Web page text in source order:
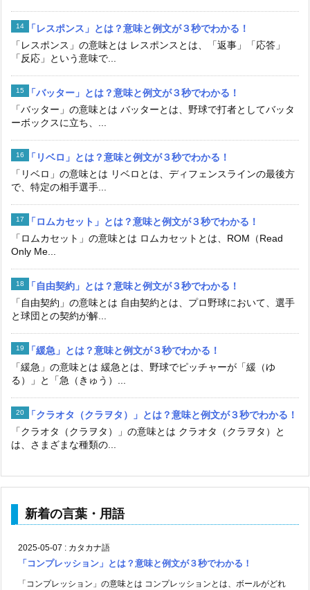
「レスポンス」とは？意味と例文が３秒でわかる！
「レスポンス」の意味とは レスポンスとは、「返事」「応答」
「反応」という意味で...
「バッター」とは？意味と例文が３秒でわかる！
「バッター」の意味とは バッターとは、野球で打者としてバッタ
ーボックスに立ち、...
「リベロ」とは？意味と例文が３秒でわかる！
「リベロ」の意味とは リベロとは、ディフェンスラインの最後方
で、特定の相手選手...
「ロムカセット」とは？意味と例文が３秒でわかる！
「ロムカセット」の意味とは ロムカセットとは、ROM（Read
Only Me...
「自由契約」とは？意味と例文が３秒でわかる！
「自由契約」の意味とは 自由契約とは、プロ野球において、選手
と球団との契約が解...
「緩急」とは？意味と例文が３秒でわかる！
「緩急」の意味とは 緩急とは、野球でピッチャーが「緩（ゆ
る）」と「急（きゅう）...
「クラオタ（クラヲタ）」とは？意味と例文が３秒でわかる！
「クラオタ（クラヲタ）」の意味とは クラオタ（クラヲタ）と
は、さまざまな種類の...
新着の言葉・用語
2025-05-07 : カタカナ語
「コンプレッション」とは？意味と例文が３秒でわかる！
「コンプレッション」の意味とは コンプレッションとは、ボールがどれ